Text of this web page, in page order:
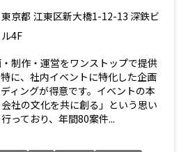
東京都 江東区新大橋1-12-13 深鉄ビ
ル4F
制作・運営をワンストップで提供
に、社内イベントに特化した企画
ィングが得意です。イベントの本
社の文化を共に創る」という思い
っており、年間80案件...